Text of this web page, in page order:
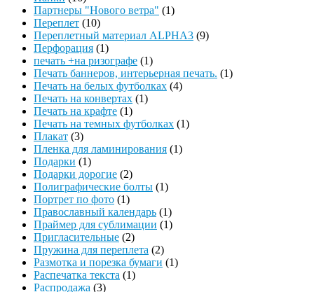
Партнеры "Нового ветра" (1)
Переплет (10)
Переплетный материал ALPHA3 (9)
Перфорация (1)
печать +на ризографе (1)
Печать баннеров, интерьерная печать. (1)
Печать на белых футболках (4)
Печать на конвертах (1)
Печать на крафте (1)
Печать на темных футболках (1)
Плакат (3)
Пленка для ламинирования (1)
Подарки (1)
Подарки дорогие (2)
Полиграфические болты (1)
Портрет по фото (1)
Православный календарь (1)
Праймер для сублимации (1)
Пригласительные (2)
Пружина для переплета (2)
Размотка и порезка бумаги (1)
Распечатка текста (1)
Распродажа (3)